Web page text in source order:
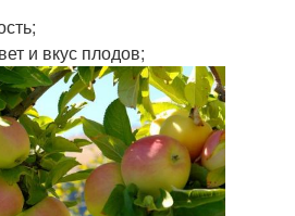
и вкус плодов;